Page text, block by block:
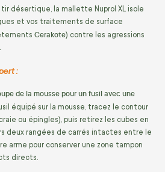
désertique, la mallette Nuprol XL isole
et vos traitements de surface
Cerakote) contre les agressions
:
de la mousse pour un fusil avec une
équipé sur la mousse, tracez le contour
ou épingles), puis retirez les cubes en
deux rangées de carrés intactes entre le
arme pour conserver une zone tampon
directs.